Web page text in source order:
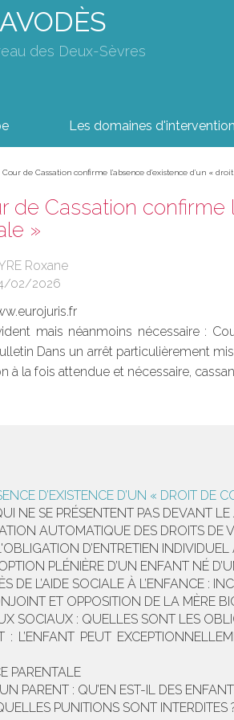
des Deux-Sèvres
Les domaines d'intervention
Cour de Cassation confirme l’absence d’existence d’un «
de Cassation confirme
»
Roxane
02/2026
mais néanmoins nécessaire :
Dans un arrêt particulièrement
à la fois attendue et nécessaire,
D’EXISTENCE D’UN « DROIT DE
NE SE PRÉSENTENT PAS DEVANT
AUTOMATIQUE DES DROITS DE
D’ENTRETIEN
PLÉNIÈRE D’UN ENFANT NÉ
DE L’AIDE SOCIALE À L’ENFANCE :
ET OPPOSITION DE LA MÈRE
SOCIAUX : QUELLES SONT LES
: L’ENFANT PEUT
PARENTALE
PARENT : QU’EN EST-IL DES
PUNITIONS SONT INTERDITES